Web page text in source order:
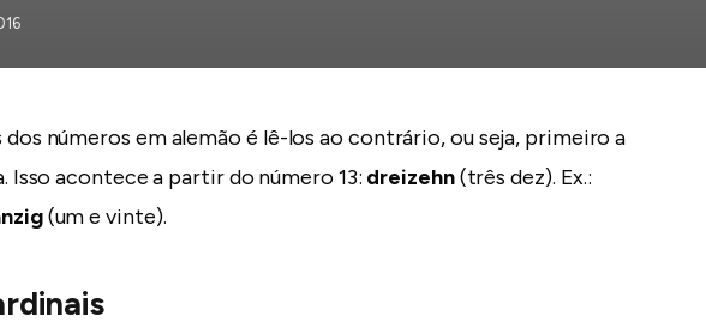
dos números em alemão é lê-los ao contrário, ou seja, primeiro a
Isso acontece a partir do número 13: dreizehn(três dez). Ex.:
(um e vinte).